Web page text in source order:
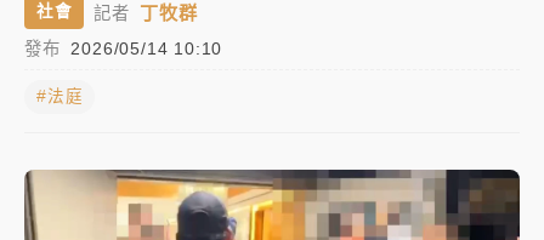
油價持續凍漲！ 中油宣布下周一汽柴油價格維持不變
有片｜ 白海豚暴風圈逼近！新北淡水赫見龍捲風 榕樹
連根拔起
社會 記者 丁牧群
發布 2026/05/14 10:10
#法庭